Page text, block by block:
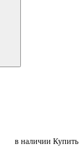
в наличии Купить